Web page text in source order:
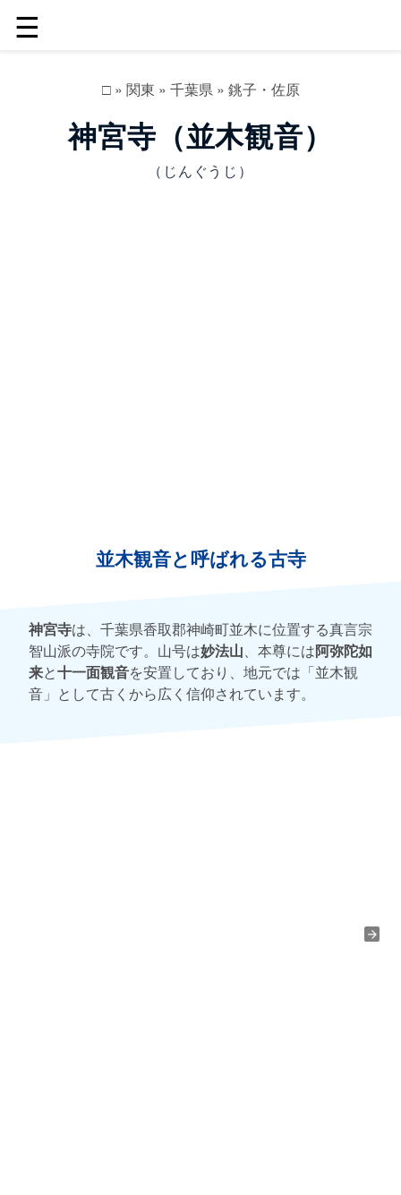
☰
□» 関東 » 千葉県» 銚子・佐原
神宮寺（並木観音）
（じんぐうじ）
並木観音と呼ばれる古寺
神宮寺は、千葉県香取郡神崎町並木に位置する真言宗
智山派の寺院です。山号は妙法山、本尊には阿弥陀如
来と十一面観音を安置しており、地元では「並木観
音」として古くから広く信仰されています。